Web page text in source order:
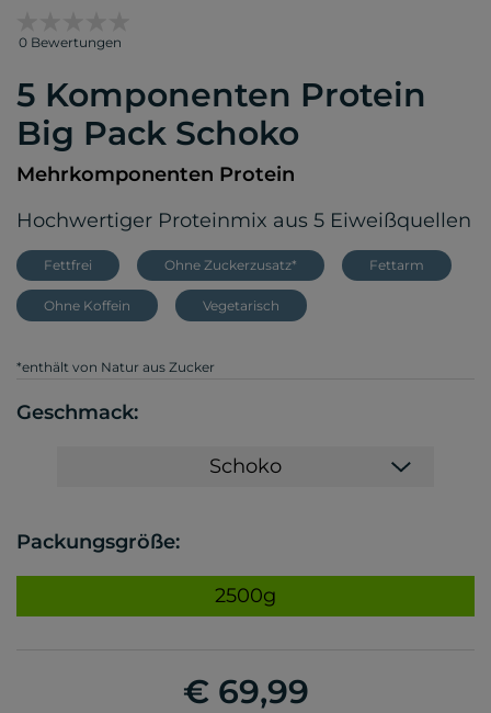
0 Bewertungen
5 Komponenten Protein
Big Pack Schoko
Mehrkomponenten Protein
Hochwertiger Proteinmix aus 5 Eiweißquellen
Fettfrei Ohne Zuckerzusatz* Fettarm
Ohne Koffein Vegetarisch
*enthält von Natur aus Zucker
Geschmack:
Schoko
Packungsgröße:
2500g
€ 69,99